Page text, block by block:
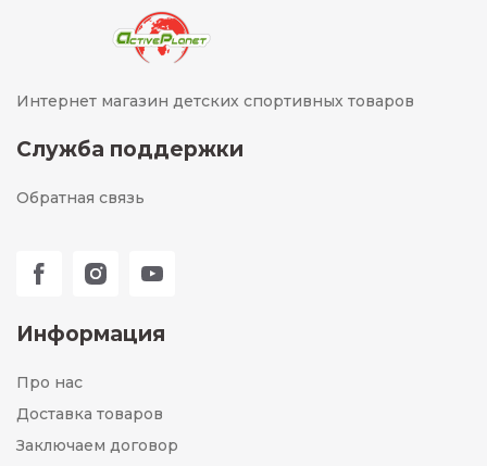
Интернет магазин детских спортивных товаров
Служба поддержки
Обратная связь
Информация
Про нас
Доставка товаров
Заключаем договор